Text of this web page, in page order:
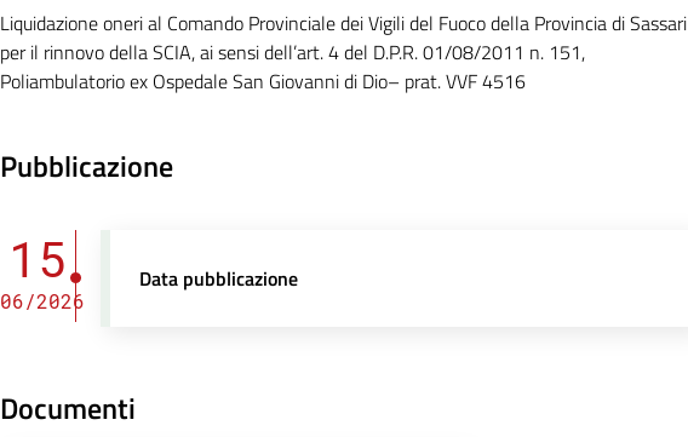
Liquidazione oneri al Comando Provinciale dei Vigili del Fuoco della Provincia di Sassari
per il rinnovo della SCIA, ai sensi dell’art. 4 del D.P.R. 01/08/2011 n. 151,
Poliambulatorio ex Ospedale San Giovanni di Dio– prat. VVF 4516
Pubblicazione
15
06/2026
Data pubblicazione
Documenti